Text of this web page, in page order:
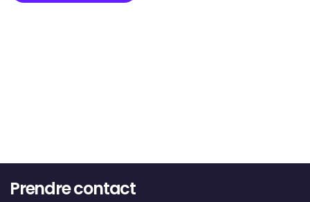
Prendre contact